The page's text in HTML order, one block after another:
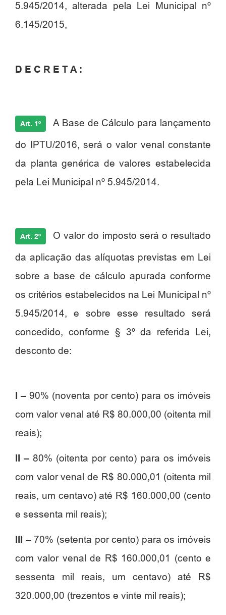
5.945/2014, alterada pela Lei Municipal nº
6.145/2015,
D E C R E T A :
Art. 1º A Base de Cálculo para lançamento
do IPTU/2016, será o valor venal constante
da planta genérica de valores estabelecida
pela Lei Municipal nº 5.945/2014.
Art. 2º O valor do imposto será o resultado
da aplicação das alíquotas previstas em Lei
sobre a base de cálculo apurada conforme
os critérios estabelecidos na Lei Municipal nº
5.945/2014, e sobre esse resultado será
concedido, conforme § 3º da referida Lei,
desconto de:
I – 90% (noventa por cento) para os imóveis
com valor venal até R$ 80.000,00 (oitenta mil
reais);
II – 80% (oitenta por cento) para os imóveis
com valor venal de R$ 80.000,01 (oitenta mil
reais, um centavo) até R$ 160.000,00 (cento
e sessenta mil reais);
III –70% (setenta por cento) para os imóveis
com valor venal de R$ 160.000,01 (cento e
sessenta mil reais, um centavo) até R$
320.000,00 (trezentos e vinte mil reais);